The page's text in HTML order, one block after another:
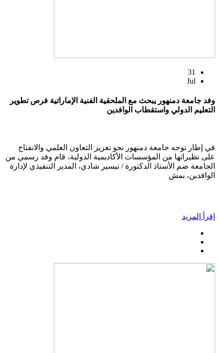
31
Jul
وفد جامعة دمنهور يبحث مع الملحقية الفنية الإماراتية فرص تطوير
التعليم الدولي واستقطاب الوافدين
في إطار توجه جامعة دمنهور نحو تعزيز التعاون العلمي والانفتاح
على نظيراتها من المؤسسات الأكاديمية الدولية، قام وفد رسمي من
الجامعة ضم الأستاذ الدكتورة / تيسير شادي، المدير التنفيذي لإدارة
الوافدين، بمش
إقرأ المزيد